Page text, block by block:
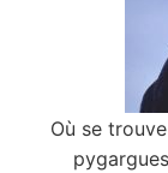
Où se